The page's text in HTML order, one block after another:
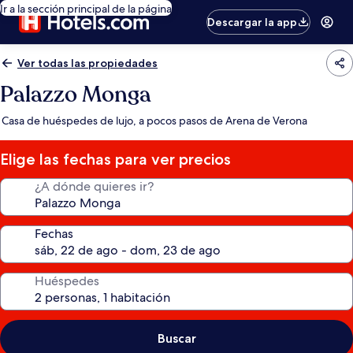
Ir a la sección principal de la página
Descargar la app
Ver todas las propiedades
Palazzo Monga
Casa de huéspedes de lujo, a pocos pasos de Arena de Verona
Elige las fechas para ver precios
¿A dónde quieres ir?
Fechas
Huéspedes
Buscar